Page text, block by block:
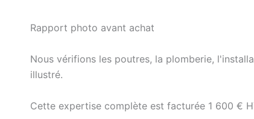
Rapport photo avant achat
Nous vérifions les poutres, la plomberie,
illustré.
Cette expertise complète est facturée 1 600 €